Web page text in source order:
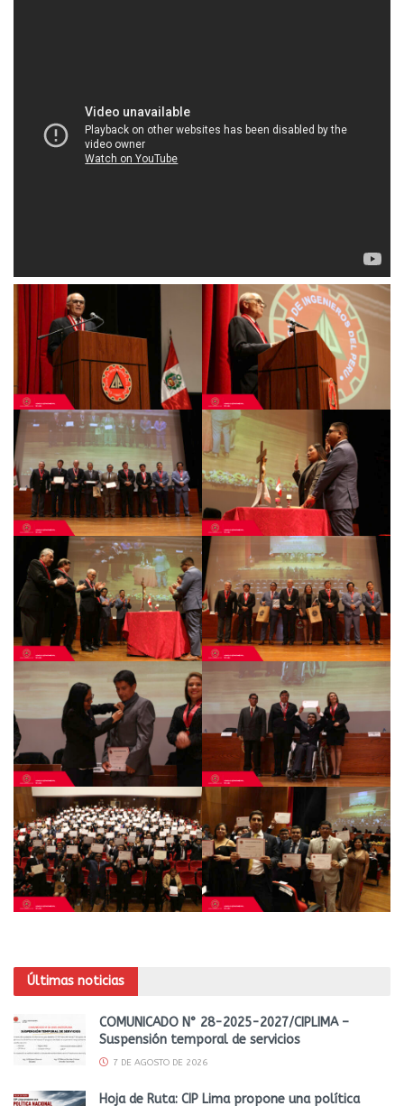
Últimas noticias
COMUNICADO N° 28-2025-2027/CIPLIMA –
Suspensión temporal de servicios
7 DE AGOSTO DE 2026
Hoja de Ruta: CIP Lima propone una política